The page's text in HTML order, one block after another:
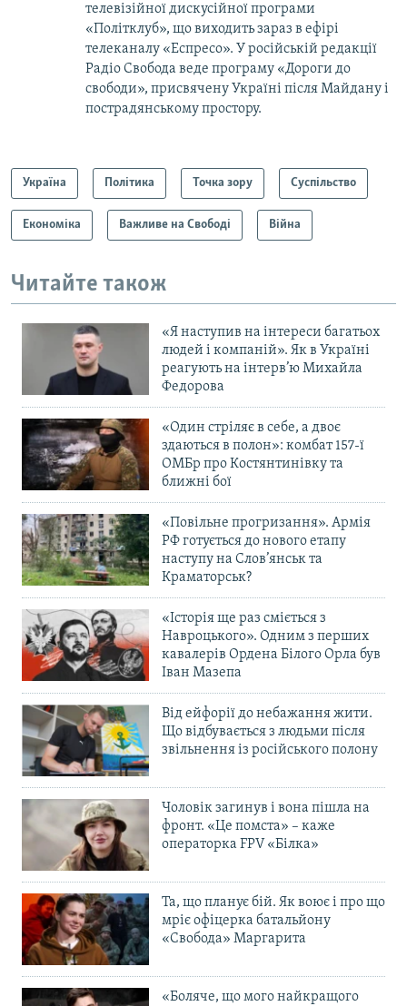
телевізійної дискусійної програми
«Політклуб», що виходить зараз в ефірі
телеканалу «Еспресо». У російській редакції
Радіо Свобода веде програму «Дороги до
свободи», присвячену Україні після Майдану і
пострадянському простору.
Україна Політика Точка зору Суспільство
Економіка Важливе на Свободі Війна
Читайте також
«Я наступив на інтереси багатьох
людей і компаній». Як в Україні
реагують на інтерв’ю Михайла
Федорова
«Один стріляє в себе, а двоє
здаються в полон»: комбат 157-ї
ОМБр про Костянтинівку та
ближні бої
«Повільне прогризання». Армія
РФ готується до нового етапу
наступу на Слов’янськ та
Краматорськ?
«Історія ще раз сміється з
Навроцького». Одним з перших
кавалерів Ордена Білого Орла був
Іван Мазепа
Від ейфорії до небажання жити.
Що відбувається з людьми після
звільнення із російського полону
Чоловік загинув і вона пішла на
фронт. «Це помста» – каже
операторка FPV «Білка»
Та, що планує бій. Як воює і про що
мріє офіцерка батальйону
«Свобода» Маргарита
«Боляче, що мого найкращого